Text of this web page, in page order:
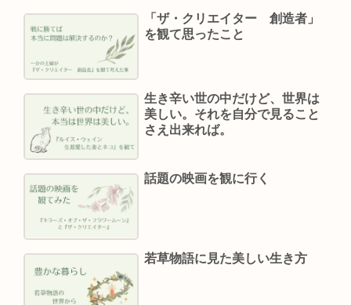
「ザ・クリエイター 創造者」
を観て思ったこと
生き辛い世の中だけど、世界は
美しい。それを自分で見ること
さえ出来れば。
話題の映画を観に行く
若草物語に見た美しい生き方